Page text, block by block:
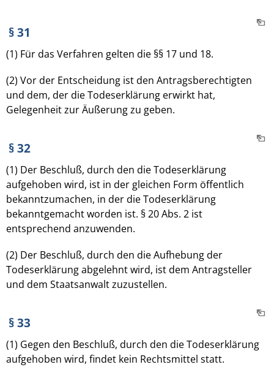
§ 31
(1) Für das Verfahren gelten die §§ 17 und 18.
(2) Vor der Entscheidung ist den Antragsberechtigten
und dem, der die Todeserklärung erwirkt hat,
Gelegenheit zur Äußerung zu geben.
§ 32
(1) Der Beschluß, durch den die Todeserklärung
aufgehoben wird, ist in der gleichen Form öffentlich
bekanntzumachen, in der die Todeserklärung
bekanntgemacht worden ist. § 20 Abs. 2 ist
entsprechend anzuwenden.
(2) Der Beschluß, durch den die Aufhebung der
Todeserklärung abgelehnt wird, ist dem Antragsteller
und dem Staatsanwalt zuzustellen.
§ 33
(1) Gegen den Beschluß, durch den die Todeserklärung
aufgehoben wird, findet kein Rechtsmittel statt.